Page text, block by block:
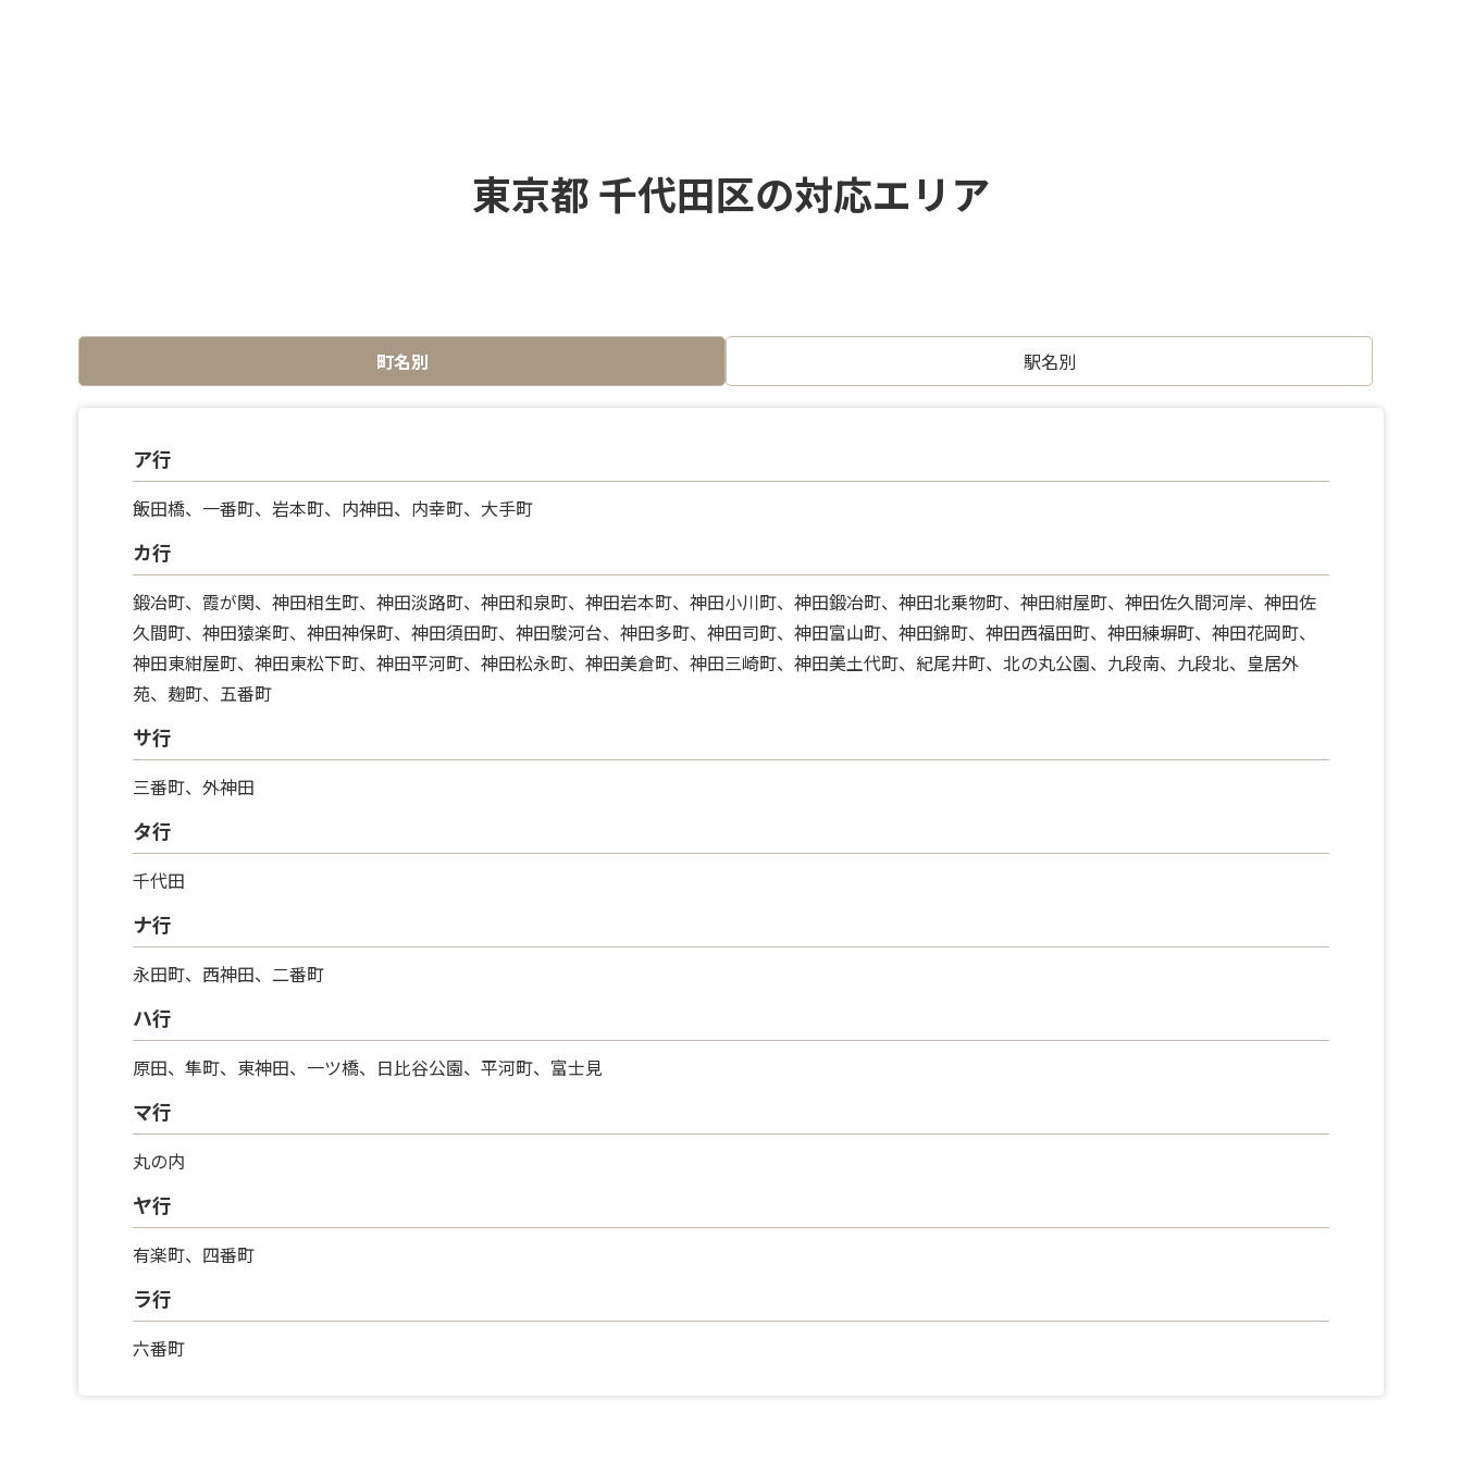
東京都 千代田区の対応エリア
町名別 駅名別
ア行
飯田橋、一番町、岩本町、内神田、内幸町、大手町
カ行
鍛冶町、霞が関、神田相生町、神田淡路町、神田和泉町、神田岩本町、神田小川町、神田鍛冶町、神田北乗物町、神田紺屋町、神田佐久間河岸、神田佐
久間町、神田猿楽町、神田神保町、神田須田町、神田駿河台、神田多町、神田司町、神田富山町、神田錦町、神田西福田町、神田練塀町、神田花岡町、
神田東紺屋町、神田東松下町、神田平河町、神田松永町、神田美倉町、神田三崎町、神田美土代町、紀尾井町、北の丸公園、九段南、九段北、皇居外
苑、麹町、五番町
サ行
三番町、外神田
タ行
千代田
ナ行
永田町、西神田、二番町
ハ行
原田、隼町、東神田、一ツ橋、日比谷公園、平河町、富士見
マ行
丸の内
ヤ行
有楽町、四番町
ラ行
六番町